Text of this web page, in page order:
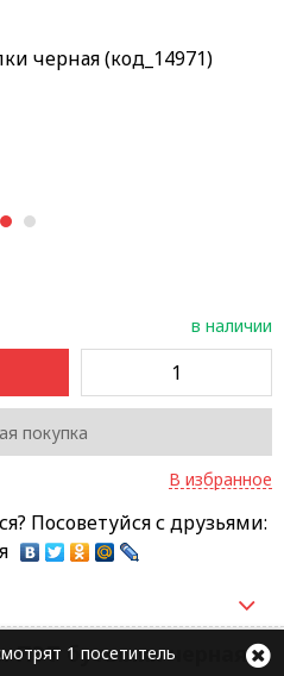
1 2
в наличии
покупка
В избранное
Посоветуйся с друзьями:
бутылки черная
1 посетитель